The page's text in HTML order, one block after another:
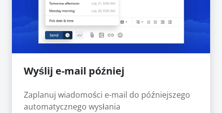
Wyślij e-mail później
Zaplanuj wiadomości e-mail do późniejszego
automatycznego wysłania